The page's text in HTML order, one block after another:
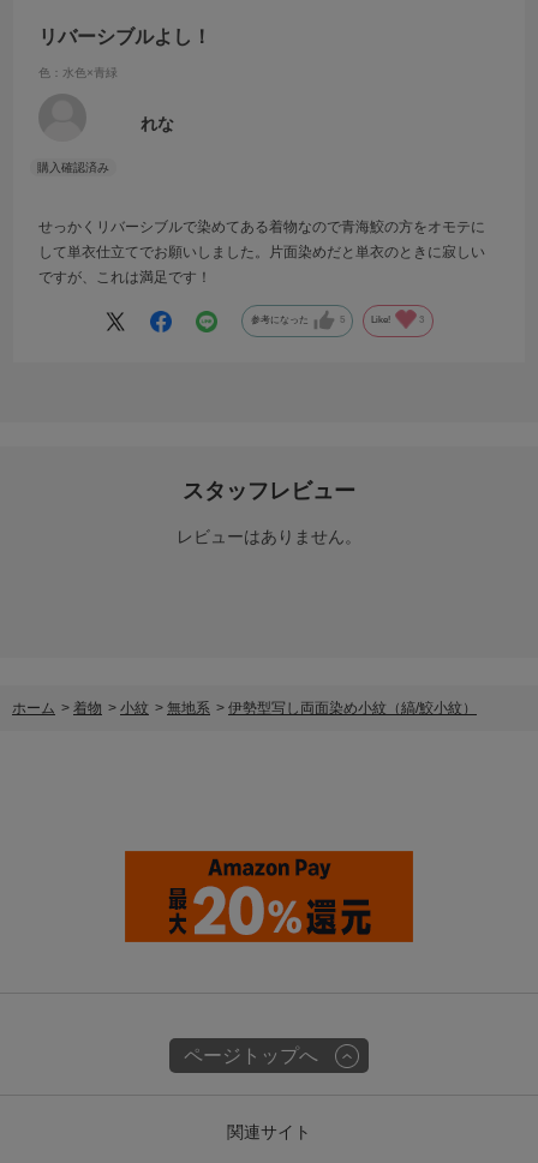
リバーシブルよし！
色：水色×青緑
れな
せっかくリバーシブルで染めてある着物なので青海鮫の方をオモテに
して単衣仕立てでお願いしました。片面染めだと単衣のときに寂しい
ですが、これは満足です！
参考になった 5 Like! 3
スタッフレビュー
レビューはありません。
ホーム > 着物 > 小紋 > 無地系 > 伊勢型写し両面染め小紋（縞/鮫小紋）
ページトップへ
関連サイト